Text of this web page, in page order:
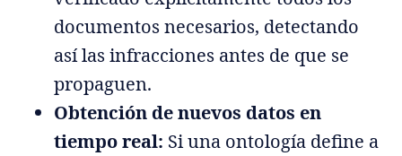
documentos necesarios, detectando
así las infracciones antes de que se
propaguen.
Obtención de nuevos datos en
tiempo real: Si una ontología define a